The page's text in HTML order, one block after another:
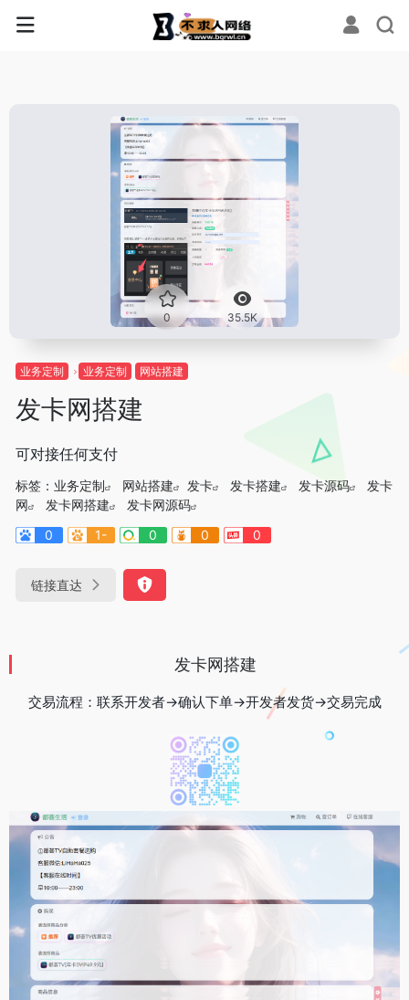
0 35.5K
业务定制 业务定制 网站搭建
发卡网搭建
可对接任何支付
标签： 业务定制 网站搭建 发卡 发卡搭建 发卡源码
发卡
网
发卡网搭建
发卡网源码
0
1- 0 0 0
链接直达
发卡网搭建
交易流程：联系开发者→确认下单→开发者发货→交易完成